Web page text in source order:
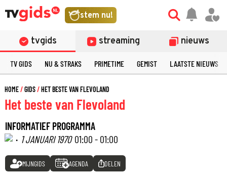
stem nu!
tvgids streaming nieuws
TV GIDS NU & STRAKS PRIMETIME GEMIST LAATSTE NIEUWS
HOME GIDS HET BESTE VAN FLEVOLAND
Het beste van Flevoland
INFORMATIEF PROGRAMMA
· 1 JANUARI 1970 01:00 - 01:00
MIJNGIDS AGENDA DELEN